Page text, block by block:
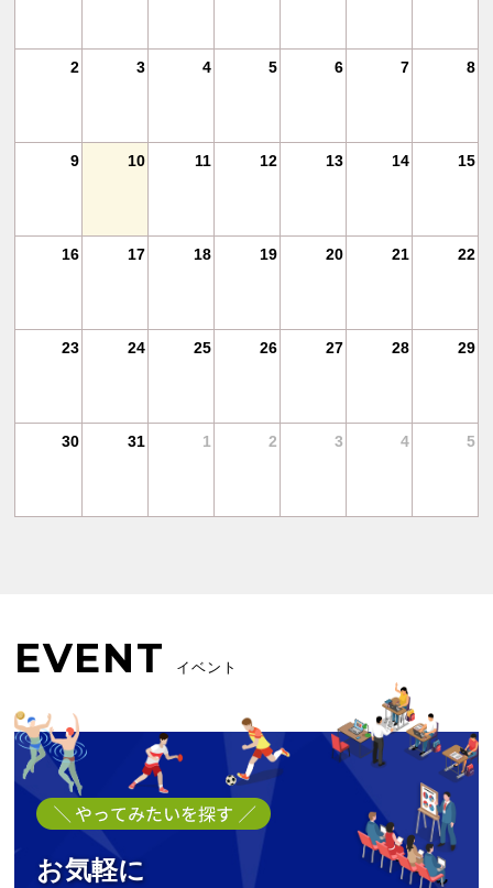
2 3 4 5 6 7 8
9 10 11 12 13 14 15
16 17 18 19 20 21 22
23 24 25 26 27 28 29
30 31 1 2 3 4 5
EVENT イベント
お気軽に